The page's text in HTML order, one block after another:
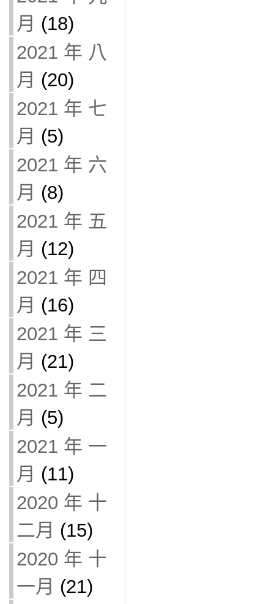
月 (18)
2021 年 八
月 (20)
2021 年 七
月 (5)
2021 年 六
月 (8)
2021 年 五
月 (12)
2021 年 四
月 (16)
2021 年 三
月 (21)
2021 年 二
月 (5)
2021 年 一
月 (11)
2020 年 十
二月 (15)
2020 年 十
一月 (21)